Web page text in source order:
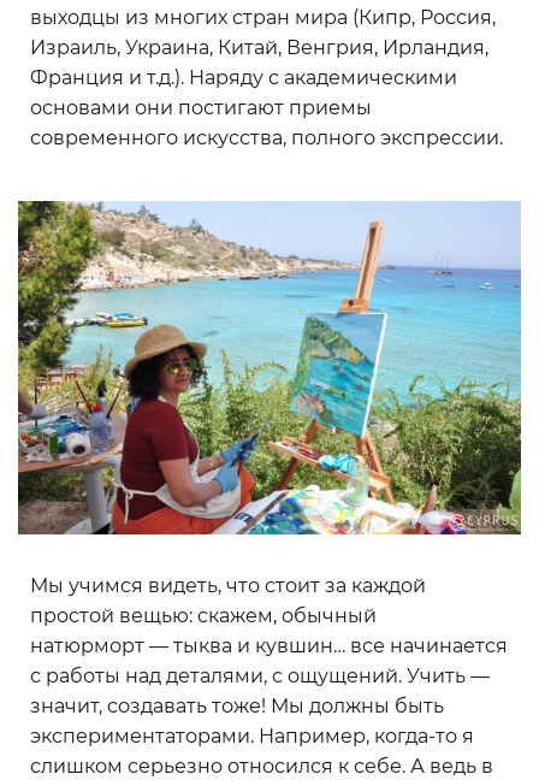
выходцы из многих стран мира (Кипр, Россия,
Израиль, Украина, Китай, Венгрия, Ирландия,
Франция и т.д.). Наряду с академическими
основами они постигают приемы
современного искусства, полного экспрессии.
Мы учимся видеть, что стоит за каждой
простой вещью: скажем, обычный
натюрморт — тыква и кувшин… все начинается
с работы над деталями, с ощущений. Учить —
значит, создавать тоже! Мы должны быть
экспериментаторами. Например, когда-то я
слишком серьезно относился к себе. А ведь в